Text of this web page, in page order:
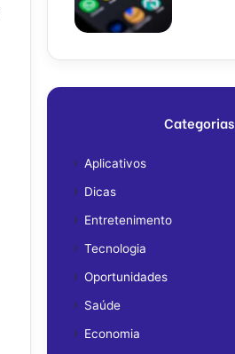
Categorias
Aplicativos
Dicas
Entretenimento
Tecnologia
Oportunidades
Saúde
Economia